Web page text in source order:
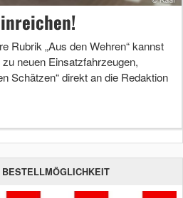
Rubrik „Aus den Wehren“ kannst
neuen Einsatzfahrzeugen,
Schätzen“ direkt an die Redaktion